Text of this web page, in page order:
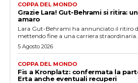
COPPA DEL MONDO
Grazie Lara! Gut-Behrami si ritira:
amaro
Lara Gut-Behrami ha annunciato il ritiro
mettendo fine a una carriera straordinaria...
5 Agosto 2026
COPPA DEL MONDO
Fis a Kronplatz: confermata la
Erta anche eventuali recuperi